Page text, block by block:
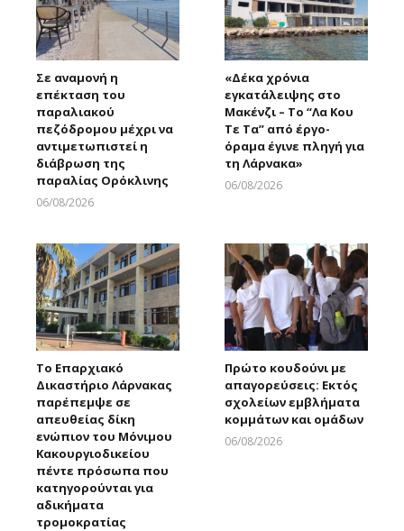
Σε αναμονή η
επέκταση του
παραλιακού
πεζόδρομου μέχρι να
αντιμετωπιστεί η
διάβρωση της
παραλίας Ορόκλινης
06/08/2026
«Δέκα χρόνια
εγκατάλειψης στο
Μακένζι – Το “Λα Κου
Τε Τα” από έργο-
όραμα έγινε πληγή για
τη Λάρνακα»
06/08/2026
Το Επαρχιακό
Δικαστήριο Λάρνακας
παρέπεμψε σε
απευθείας δίκη
ενώπιον του Μόνιμου
Κακουργιοδικείου
πέντε πρόσωπα που
κατηγορούνται για
αδικήματα
τρομοκρατίας
Πρώτο κουδούνι με
απαγορεύσεις: Εκτός
σχολείων εμβλήματα
κομμάτων και ομάδων
06/08/2026